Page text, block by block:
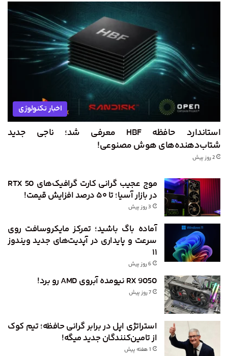
اخبار تکنولوژی
استاندارد حافظه HBF معرفی شد؛ ناجی جدید
شتاب‌دهنده‌های هوش مصنوعی!
2 روز پیش
موج عجیب گرانی کارت گرافیک‌های RTX 50
در بازار آسیا؛ تا ۵۰ درصد افزایش قیمت!
3 روز پیش
آماده باگ باشید؛ تمرکز مایکروسافت روی
سرعت و پایداری در آپدیت‌های جدید ویندوز
۱۱
6 روز پیش
RX 9050 نیومده آبروی AMD رو برد!
7 روز پیش
استراتژی اپل در برابر گرانی حافظه؛ تیم کوک
از تامین‌کنندگان جدید میگه!
1 هفته پیش